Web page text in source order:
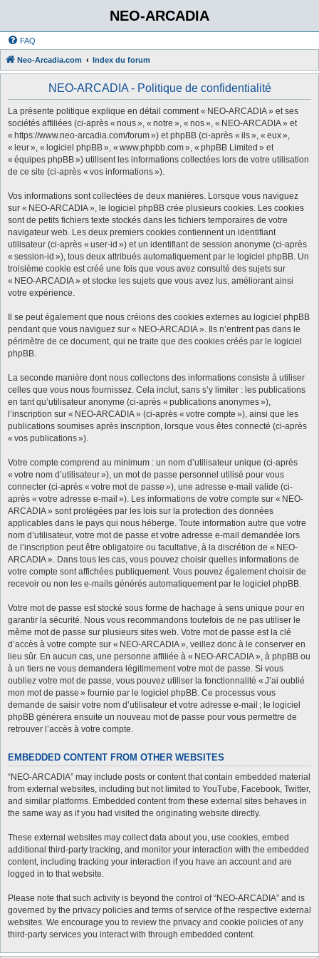
NEO-ARCADIA
FAQ
Neo-Arcadia.com Index du forum
NEO-ARCADIA - Politique de confidentialité
La présente politique explique en détail comment « NEO-ARCADIA » et ses
sociétés affiliées (ci-après « nous », « notre », « nos », « NEO-ARCADIA » et
« https://www.neo-arcadia.com/forum ») et phpBB (ci-après « ils », « eux »,
« leur », « logiciel phpBB », « www.phpbb.com », « phpBB Limited » et
« équipes phpBB ») utilisent les informations collectées lors de votre utilisation
de ce site (ci-après « vos informations »).
Vos informations sont collectées de deux manières. Lorsque vous naviguez
sur « NEO-ARCADIA », le logiciel phpBB crée plusieurs cookies. Les cookies
sont de petits fichiers texte stockés dans les fichiers temporaires de votre
navigateur web. Les deux premiers cookies contiennent un identifiant
utilisateur (ci-après « user-id ») et un identifiant de session anonyme (ci-après
« session-id »), tous deux attribués automatiquement par le logiciel phpBB. Un
troisième cookie est créé une fois que vous avez consulté des sujets sur
« NEO-ARCADIA » et stocke les sujets que vous avez lus, améliorant ainsi
votre expérience.
Il se peut également que nous créions des cookies externes au logiciel phpBB
pendant que vous naviguez sur « NEO-ARCADIA ». Ils n’entrent pas dans le
périmètre de ce document, qui ne traite que des cookies créés par le logiciel
phpBB.
La seconde manière dont nous collectons des informations consiste à utiliser
celles que vous nous fournissez. Cela inclut, sans s’y limiter : les publications
en tant qu’utilisateur anonyme (ci-après « publications anonymes »),
l’inscription sur « NEO-ARCADIA » (ci-après « votre compte »), ainsi que les
publications soumises après inscription, lorsque vous êtes connecté (ci-après
« vos publications »).
Votre compte comprend au minimum : un nom d’utilisateur unique (ci-après
« votre nom d’utilisateur »), un mot de passe personnel utilisé pour vous
connecter (ci-après « votre mot de passe »), une adresse e-mail valide (ci-
après « votre adresse e-mail »). Les informations de votre compte sur « NEO-
ARCADIA » sont protégées par les lois sur la protection des données
applicables dans le pays qui nous héberge. Toute information autre que votre
nom d’utilisateur, votre mot de passe et votre adresse e-mail demandée lors
de l’inscription peut être obligatoire ou facultative, à la discrétion de « NEO-
ARCADIA ». Dans tous les cas, vous pouvez choisir quelles informations de
votre compte sont affichées publiquement. Vous pouvez également choisir de
recevoir ou non les e-mails générés automatiquement par le logiciel phpBB.
Votre mot de passe est stocké sous forme de hachage à sens unique pour en
garantir la sécurité. Nous vous recommandons toutefois de ne pas utiliser le
même mot de passe sur plusieurs sites web. Votre mot de passe est la clé
d’accès à votre compte sur « NEO-ARCADIA », veillez donc à le conserver en
lieu sûr. En aucun cas, une personne affiliée à « NEO-ARCADIA », à phpBB ou
à un tiers ne vous demandera légitimement votre mot de passe. Si vous
oubliez votre mot de passe, vous pouvez utiliser la fonctionnalité « J’ai oublié
mon mot de passe » fournie par le logiciel phpBB. Ce processus vous
demande de saisir votre nom d’utilisateur et votre adresse e-mail ; le logiciel
phpBB générera ensuite un nouveau mot de passe pour vous permettre de
retrouver l’accès à votre compte.
EMBEDDED CONTENT FROM OTHER WEBSITES
“NEO-ARCADIA” may include posts or content that contain embedded material
from external websites, including but not limited to YouTube, Facebook, Twitter,
and similar platforms. Embedded content from these external sites behaves in
the same way as if you had visited the originating website directly.
These external websites may collect data about you, use cookies, embed
additional third-party tracking, and monitor your interaction with the embedded
content, including tracking your interaction if you have an account and are
logged in to that website.
Please note that such activity is beyond the control of “NEO-ARCADIA” and is
governed by the privacy policies and terms of service of the respective external
websites. We encourage you to review the privacy and cookie policies of any
third-party services you interact with through embedded content.